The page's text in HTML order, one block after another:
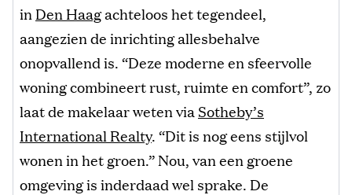
in Den Haagachteloos het tegendeel,
aangezien de inrichting allesbehalve
onopvallend is. “Deze moderne en sfeervolle
woning combineert rust, ruimte en comfort”, zo
laat de makelaar weten via Sotheby’s
International Realty. “Dit is nog eens stijlvol
wonen in het groen.” Nou, van een groene
omgeving is inderdaad wel sprake. De